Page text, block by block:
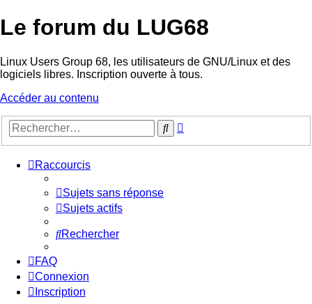
Le forum du LUG68
Linux Users Group 68, les utilisateurs de GNU/Linux et des
logiciels libres. Inscription ouverte à tous.
Accéder au contenu
Rechercher
Raccourcis
Sujets sans réponse
Sujets actifs
Rechercher
FAQ
Connexion
Inscription